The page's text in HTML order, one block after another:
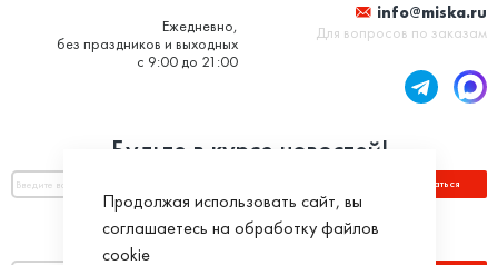
Ежедневно,
без праздников и выходных
с 9:00 до 21:00
info@miska.ru
Для вопросов по заказам
Будьте в курсе новостей!
Подписаться
Оплатить по номеру заказа:
Продолжая использовать сайт, вы
соглашаетесь на обработку файлов
cookie